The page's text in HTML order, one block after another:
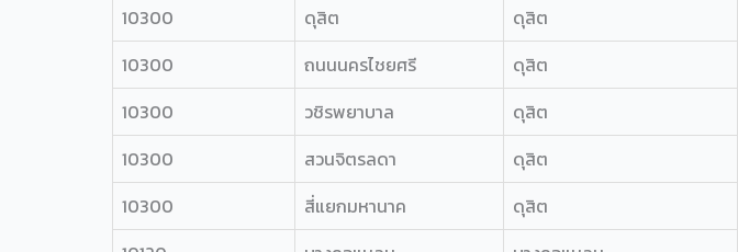
10300
ดุสิต
ดุสิต
10300
ถนนนครไชยศรี
ดุสิต
10300
วชิรพยาบาล
ดุสิต
10300
สวนจิตรลดา
ดุสิต
10300
สี่แยกมหานาค
ดุสิต